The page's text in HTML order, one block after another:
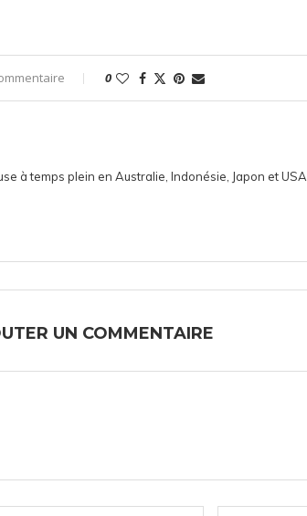
0
à temps plein en Australie, Indonésie, Japon et USA.
UN COMMENTAIRE